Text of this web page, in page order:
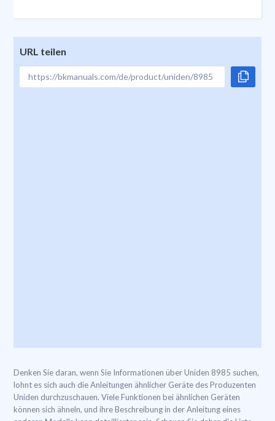
URL teilen
Denken Sie daran, wenn Sie Informationen über Uniden 8985 suchen,
lohnt es sich auch die Anleitungen ähnlicher Geräte des Produzenten
Uniden durchzuschauen. Viele Funktionen bei ähnlichen Geräten
können sich ähneln, und ihre Beschreibung in der Anleitung eines